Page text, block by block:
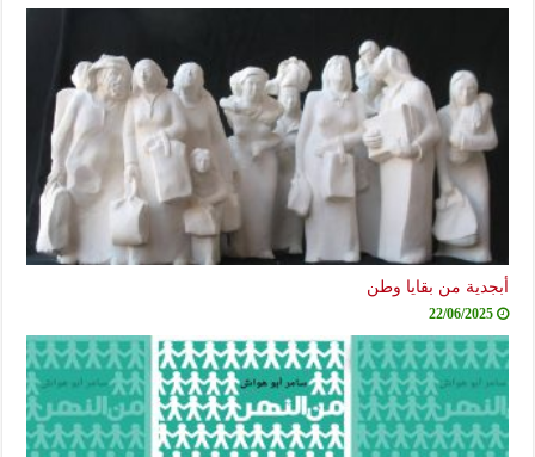
أبجدية من بقايا وطن
22/06/2025